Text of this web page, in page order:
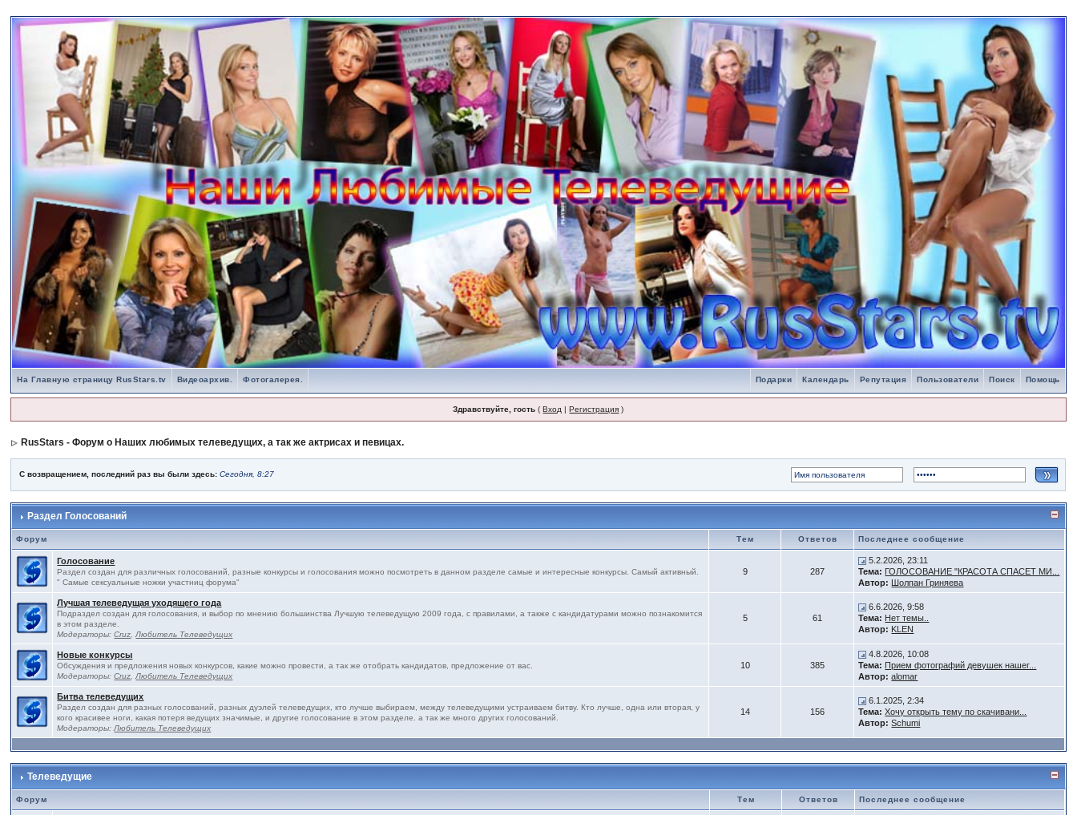
На Главную страницу RusStars.tv Помощь
Поиск
Пользователи
Репутация
Календарь
Подарки
Видеоархив. Фотогалерея.
Здравствуйте, гость (Вход |Регистрация )
RusStars - Форум о Наших любимых телеведущих, а так же актрисах и певицах.
С возвращением, последний раз вы были здесь:Сегодня, 8:27
Раздел Голосований
Форум Тем Ответов Последнее сообщение
Голосование
Раздел создан для различных голосований, разные конкурсы и голосования можно посмотреть в данном разделе самые и интересные конкурсы. Самый активный.
" Самые сексуальные ножки участниц форума"
9 287
5.2.2026, 23:11
Тема: ГОЛОСОВАНИЕ "КРАСОТА СПАСЕТ МИ...
Автор:
Шолпан Гриняева
Лучшая телеведущая уходящего года
Подраздел создан для голосования, и выбор по мнению большинства Лучшую телеведущую 2009 года, с правилами, а также с кандидатурами можно познакомится
в этом разделе.
Модераторы:Cruz,Любитель Телеведущих
5 61
6.6.2026, 9:58
Тема: Нет темы..
Автор: KLEN
Новые конкурсы
Обсуждения и предложения новых конкурсов, какие можно провести, а так же отобрать кандидатов, предложение от вас.
Модераторы:Cruz,Любитель Телеведущих
10 385
4.8.2026, 10:08
Тема: Прием фотографий девушек нашег...
Автор: alomar
Битва телеведущих
Раздел создан для разных голосований, разных дуэлей телеведущих, кто лучше выбираем, между телеведущими устраиваем битву. Кто лучше, одна или вторая, у
кого красивее ноги, какая потеря ведущих значимые, и другие голосование в этом разделе. а так же много других голосований.
Модераторы:Любитель Телеведущих
14 156
6.1.2025, 2:34
Тема: Хочу открыть тему по скачивани...
Автор: Schumi
Телеведущие
Форум Тем Ответов Последнее сообщение